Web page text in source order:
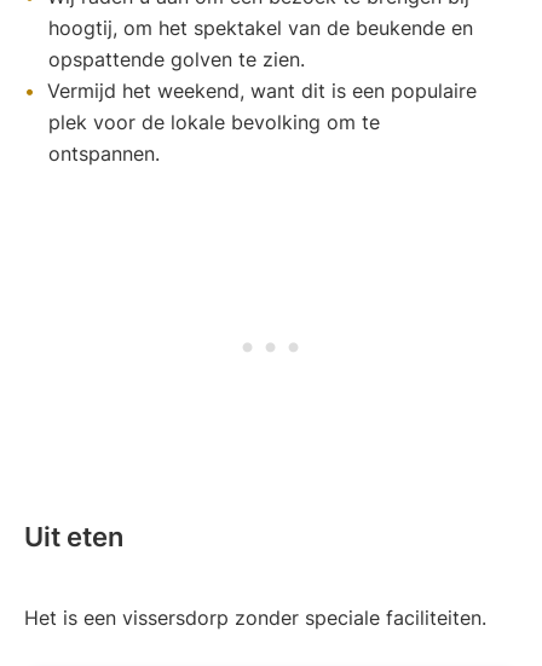
hoogtij, om het spektakel van de beukende en
opspattende golven te zien.
Vermijd het weekend, want dit is een populaire
plek voor de lokale bevolking om te
ontspannen.
Uit eten
Het is een vissersdorp zonder speciale faciliteiten.